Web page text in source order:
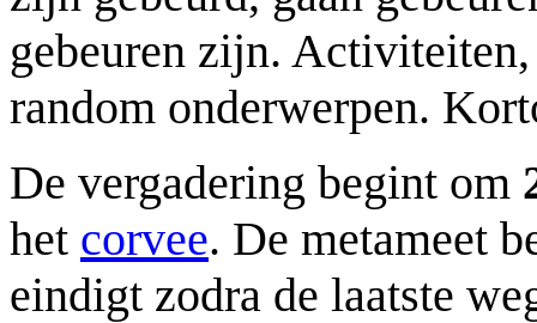
gebeuren zijn.
random onderwerpen.
De vergadering begint om
het corvee. De metameet
eindigt zodra de laatste